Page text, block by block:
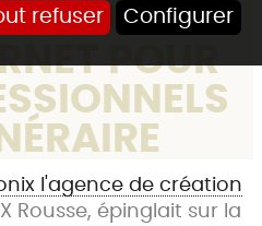
refuser Configurer
NOUVEAU
POUR
l'agence de création
Rousse, épinglait sur la